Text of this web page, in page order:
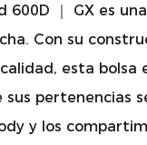
600D ｜ GX es
Con su
esta bolsa
pertenencias
y los